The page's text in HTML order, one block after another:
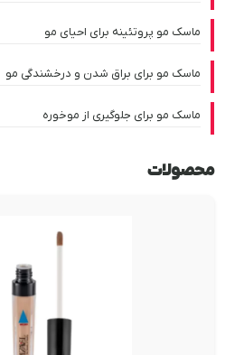
ماسک مو پروتئینه برای احیای مو
ماسک مو برای براق شدن و درخشندگی مو
ماسک مو برای جلوگیری از موخوره
محصولات